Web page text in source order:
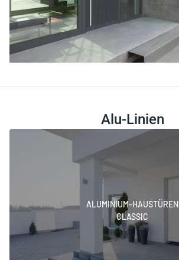
Alu-Linien
ALUMINIUM-HAUSTÜREN
CLASSIC